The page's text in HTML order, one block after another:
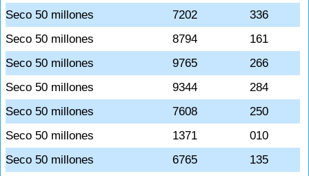
Seco 50 millones
7202
336
Seco 50 millones
8794
161
Seco 50 millones
9765
266
Seco 50 millones
9344
284
Seco 50 millones
7608
250
Seco 50 millones
1371
010
Seco 50 millones
6765
135